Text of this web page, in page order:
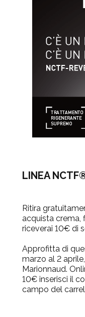
LINEA
Ritira
acquista crema,
riceverai 10€ di
Approfitta di
marzo al 2
Marionnaud.
10€ inserisci il
campo del